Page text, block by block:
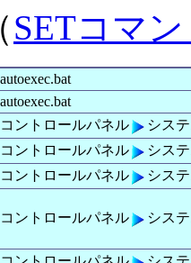
SETコマ
autoexec.bat
autoexec.bat
コントロールパネル
シス
コントロールパネル
シス
コントロールパネル
シス
コントロールパネル シス